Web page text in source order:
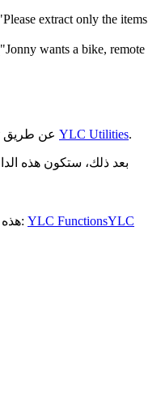
extract only the items
wants a bike, remote
YLC Utilities.
بعد ذلك، ستكون هذه
هذه الدالة متاحة أيضًا في الإضافات التالية: YLC FunctionsYLC